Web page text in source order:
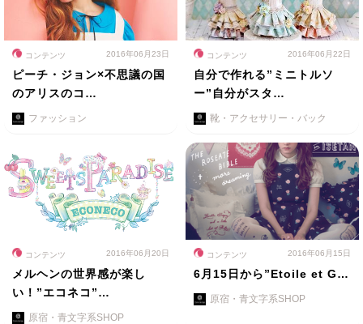
コンテンツ 2016年06月23日
ピーチ・ジョン×不思議の国
のアリスのコ…
ファッション
コンテンツ 2016年06月22日
自分で作れる”ミニトルソ
ー”自分がスタ…
靴・アクセサリー・バック
コンテンツ 2016年06月20日
メルヘンの世界感が楽し
い！”エコネコ”…
原宿・青文字系SHOP
コンテンツ 2016年06月15日
6月15日から”Etoile et G…
原宿・青文字系SHOP